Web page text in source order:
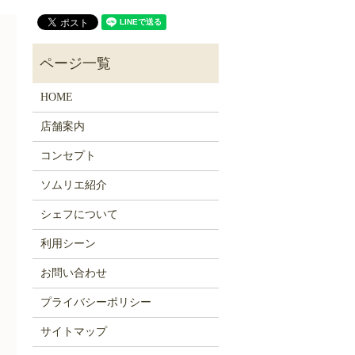
HOME
店舗案内
コンセプト
ソムリエ紹介
シェフについて
利用シーン
お問い合わせ
プライバシーポリシー
サイトマップ